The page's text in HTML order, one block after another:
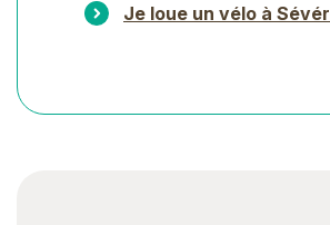
Je loue un vélo à